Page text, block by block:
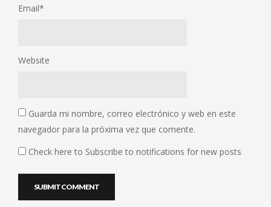
Email*
Website
Guarda mi nombre, correo electrónico y web en este
navegador para la próxima vez que comente.
Check here to Subscribe to notifications for new posts